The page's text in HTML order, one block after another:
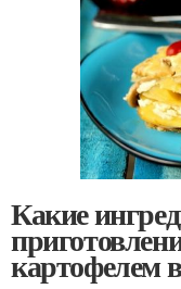
Какие
картофелем